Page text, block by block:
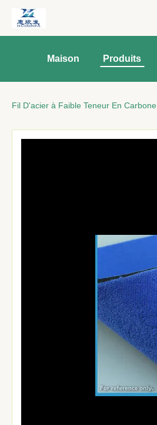
Maison Produits
Fil D'acier à Faible Teneur En Carbone